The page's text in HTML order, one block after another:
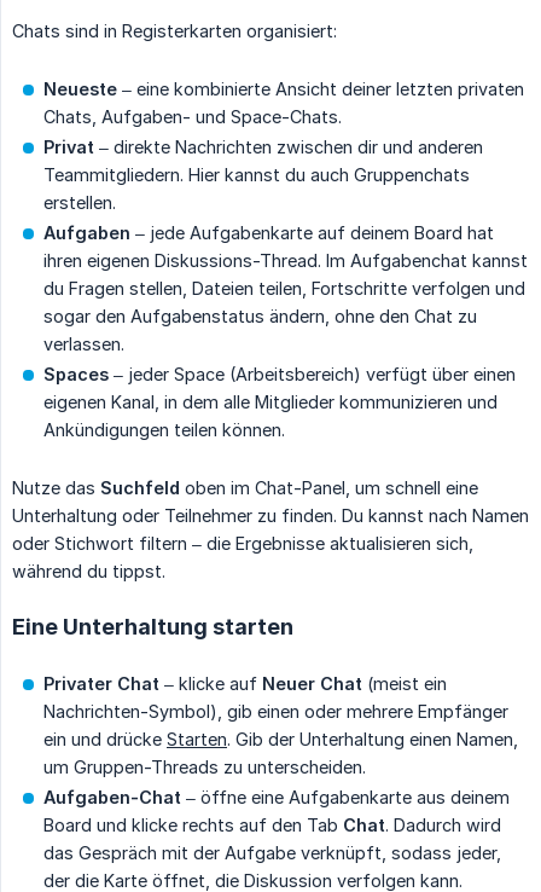
Chats sind in Registerkarten organisiert:
Neueste – eine kombinierte Ansicht deiner letzten privaten
Chats, Aufgaben- und Space-Chats.
Privat – direkte Nachrichten zwischen dir und anderen
Teammitgliedern. Hier kannst du auch Gruppenchats
erstellen.
Aufgaben – jede Aufgabenkarte auf deinem Board hat
ihren eigenen Diskussions-Thread. Im Aufgabenchat kannst
du Fragen stellen, Dateien teilen, Fortschritte verfolgen und
sogar den Aufgabenstatus ändern, ohne den Chat zu
verlassen.
Spaces – jeder Space (Arbeitsbereich) verfügt über einen
eigenen Kanal, in dem alle Mitglieder kommunizieren und
Ankündigungen teilen können.
Nutze das Suchfeld oben im Chat-Panel, um schnell eine
Unterhaltung oder Teilnehmer zu finden. Du kannst nach Namen
oder Stichwort filtern – die Ergebnisse aktualisieren sich,
während du tippst.
Eine Unterhaltung starten
Privater Chat – klicke auf Neuer Chat (meist ein
Nachrichten-Symbol), gib einen oder mehrere Empfänger
ein und drücke Starten. Gib der Unterhaltung einen Namen,
um Gruppen-Threads zu unterscheiden.
Aufgaben-Chat – öffne eine Aufgabenkarte aus deinem
Board und klicke rechts auf den Tab Chat. Dadurch wird
das Gespräch mit der Aufgabe verknüpft, sodass jeder,
der die Karte öffnet, die Diskussion verfolgen kann.